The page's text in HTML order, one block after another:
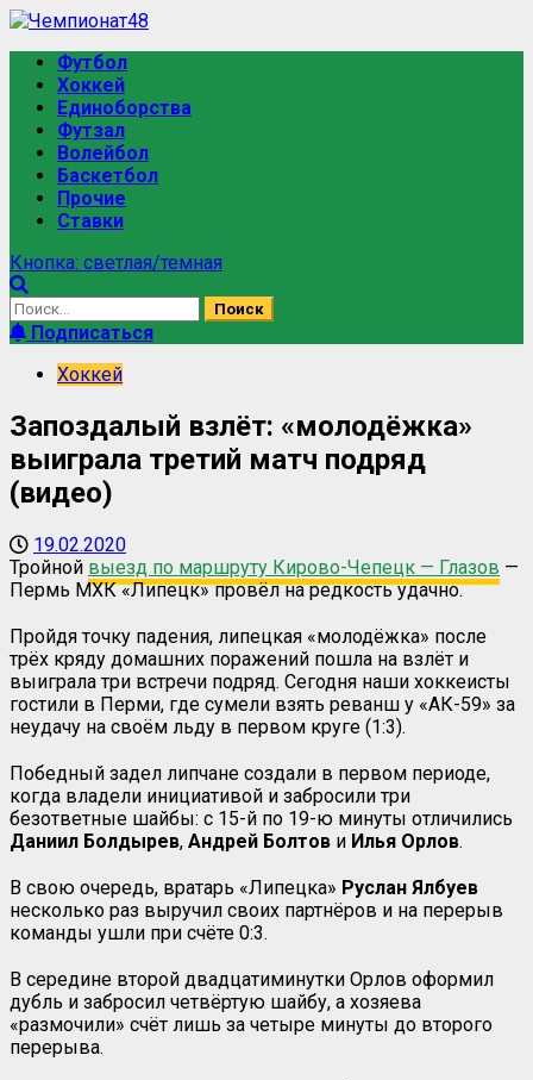
Футбол
Хоккей
Единоборства
Футзал
Волейбол
Баскетбол
Прочие
Ставки
Кнопка: светлая/темная
Подписаться
Хоккей
Запоздалый взлёт: «молодёжка»
выиграла третий матч подряд
(видео)
19.02.2020
Тройной выезд по маршруту Кирово-Чепецк — Глазов —
Пермь МХК «Липецк» провёл на редкость удачно.
Пройдя точку падения, липецкая «молодёжка» после
трёх кряду домашних поражений пошла на взлёт и
выиграла три встречи подряд. Сегодня наши хоккеисты
гостили в Перми, где сумели взять реванш у «АК-59» за
неудачу на своём льду в первом круге (1:3).
Победный задел липчане создали в первом периоде,
когда владели инициативой и забросили три
безответные шайбы: с 15-й по 19-ю минуты отличились
Даниил Болдырев, Андрей Болтов и Илья Орлов.
В свою очередь, вратарь «Липецка» Руслан Ялбуев
несколько раз выручил своих партнёров и на перерыв
команды ушли при счёте 0:3.
В середине второй двадцатиминутки Орлов оформил
дубль и забросил четвёртую шайбу, а хозяева
«размочили» счёт лишь за четыре минуты до второго
перерыва.